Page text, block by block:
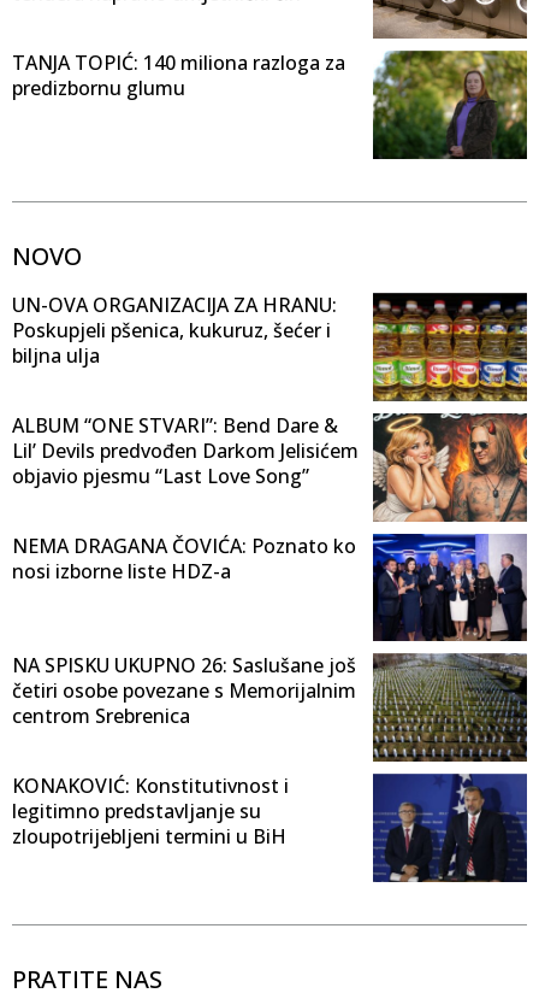
TANJA TOPIĆ: 140 miliona razloga za
predizbornu glumu
NOVO
UN-OVA ORGANIZACIJA ZA HRANU:
Poskupjeli pšenica, kukuruz, šećer i
biljna ulja
ALBUM “ONE STVARI”: Bend Dare &
Lil’ Devils predvođen Darkom Jelisićem
objavio pjesmu “Last Love Song”
NEMA DRAGANA ČOVIĆA: Poznato ko
nosi izborne liste HDZ-a
NA SPISKU UKUPNO 26: Saslušane još
četiri osobe povezane s Memorijalnim
centrom Srebrenica
KONAKOVIĆ: Konstitutivnost i
legitimno predstavljanje su
zloupotrijebljeni termini u BiH
PRATITE NAS